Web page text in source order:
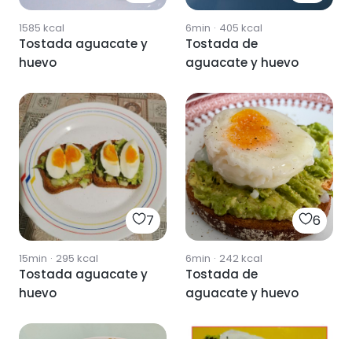
1585 kcal
Tostada aguacate y
huevo
6min · 405 kcal
Tostada de
aguacate y huevo
7
15min · 295 kcal
Tostada aguacate y
huevo
6
6min · 242kcal
Tostada de
aguacate y huevo